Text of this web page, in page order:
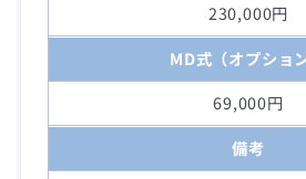
230,000円
MD式（オプション
69,000円
備考